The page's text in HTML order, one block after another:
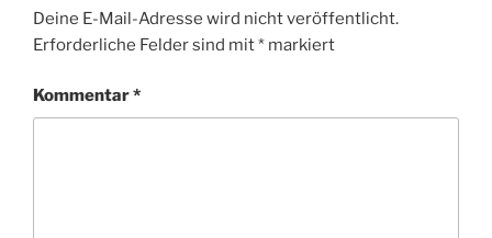
Deine E-Mail-Adresse wird nicht veröffentlicht.
Erforderliche Felder sind mit* markiert
Kommentar*